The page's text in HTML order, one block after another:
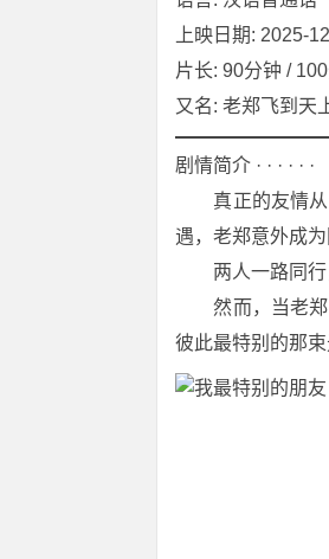
上映日期: 2025-
片长: 90分钟 /
又名: 老郑飞到天
剧情简介 · · · · · ·
真正的友情从
遇，老郑意外成
两人一路同行，
然而，当老郑
彼此最特别的那束